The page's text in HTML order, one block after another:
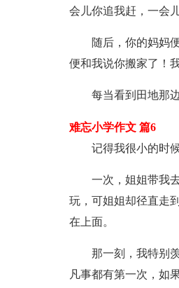
会儿你追我赶，一会
随后，你的妈妈
便和我说你搬家了！
每当看到田地那
难忘小学作文 篇6
记得我很小的时
一次，姐姐带我
玩，可姐姐却径直走
在上面。
那一刻，我特别
凡事都有第一次，如